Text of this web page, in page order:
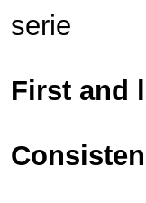
serie
First and